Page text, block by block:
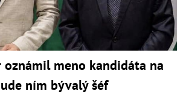
oznámil meno kandidáta na
ním bývalý šéf